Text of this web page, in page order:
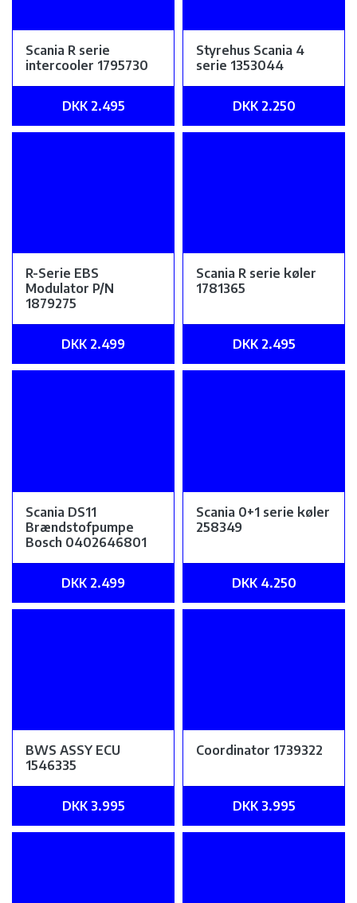
Scania R serie
intercooler 1795730
DKK 2.495
Styrehus Scania 4
serie 1353044
DKK 2.250
R-Serie EBS
Modulator P/N
1879275
DKK 2.499
Scania R serie køler
1781365
DKK 2.495
Scania DS11
Brændstofpumpe
Bosch 0402646801
DKK 2.499
Scania 0+1 serie køler
258349
DKK 4.250
BWS ASSY ECU
1546335
DKK 3.995
Coordinator 1739322
DKK 3.995